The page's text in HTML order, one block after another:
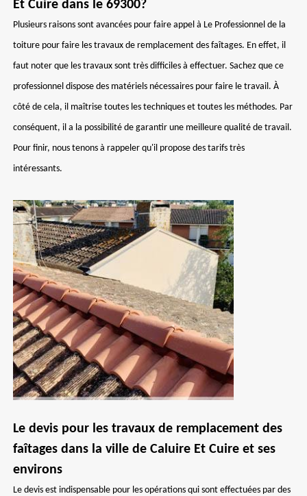
Et Cuire dans le 69300?
Plusieurs raisons sont avancées pour faire appel à Le Professionnel de la
toiture pour faire les travaux de remplacement des faîtages. En effet, il
faut noter que les travaux sont très difficiles à effectuer. Sachez que ce
professionnel dispose des matériels nécessaires pour faire le travail. À
côté de cela, il maîtrise toutes les techniques et toutes les méthodes. Par
conséquent, il a la possibilité de garantir une meilleure qualité de travail.
Pour finir, nous tenons à rappeler qu'il propose des tarifs très
intéressants.
Le devis pour les travaux de remplacement des
faîtages dans la ville de Caluire Et Cuire et ses
environs
Le devis est indispensable pour les opérations qui sont effectuées par des